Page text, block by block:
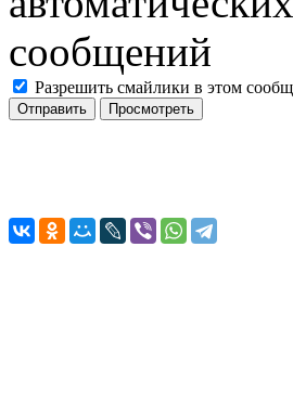
Разрешить смайлики в этом